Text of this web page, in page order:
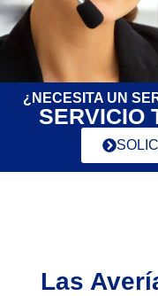
¿NECESITA UN
SERVICIO
Las